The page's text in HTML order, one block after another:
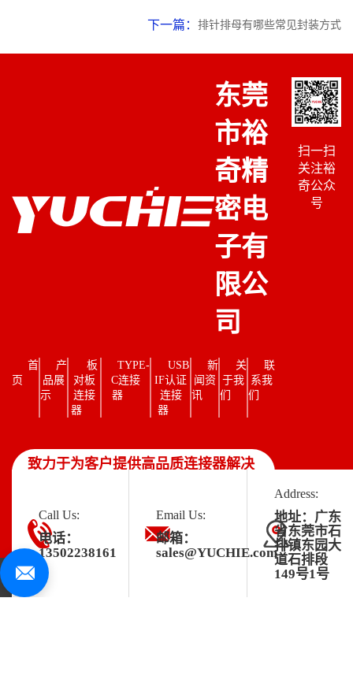
下一篇： 排针排母有哪些常见封装方式
东莞
市裕
奇精
密电
子有
限公
司
首
页
产
品展
示
板
对板
连接
器
TYPE-
C连接
器
USB
IF认证
连接
器
新
闻资
讯
关
于我
们
联
系我
们
致力于为客户提供高品质连接器解决
扫一扫
关注裕
奇公众
号
Call Us:
电话：
13502238161
Email Us:
邮箱：
sales@YUCHIE.com
Address:
地址：广东
省东莞市石
排镇东园大
道石排段
149号1号